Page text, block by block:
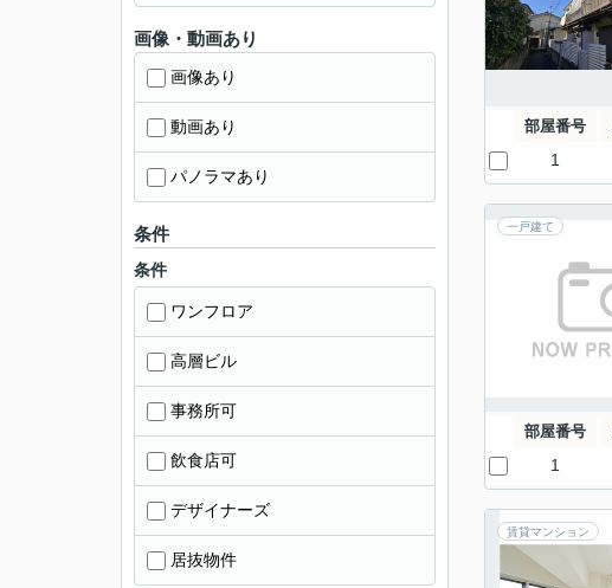
部屋番号
1
一戸建て
部屋番号
1
賃貸マンション
画像・動画あり
画像あり
動画あり
パノラマあり
条件
条件
ワンフロア
高層ビル
事務所可
飲食店可
デザイナーズ
居抜物件